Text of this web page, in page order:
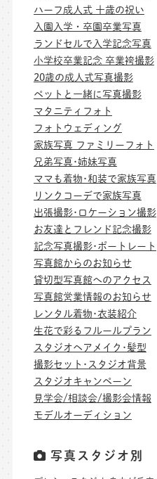
ハーフ成人式 十歳の祝い
入園入学・卒園卒業写真
ランドセルで入学記念写真
小学校卒業記念 卒業袴撮影
20歳の成人式写真撮影
ペットと一緒に写真撮影
マタニティフォト
フォトウェディング
家族写真 ファミリーフォト
兄弟写真･姉妹写真
ママも着物･和装で家族写真
リンクコーデで家族写真
出張撮影･ロケーション撮影
お友達とフレンド記念撮影
記念写真撮影･ポートレート
写真館からのお知らせ
貸切型写真館へのアクセス
写真館営業情報のお知らせ
レンタル着物･衣装紹介
生花で彩るフルールプラン
スタジオヘアメイク･髪型
撮影セット･スタジオ背景
スタジオキャンペーン
見学会/相談会/撮影会情報
モデルオーディション
写真スタジオ別